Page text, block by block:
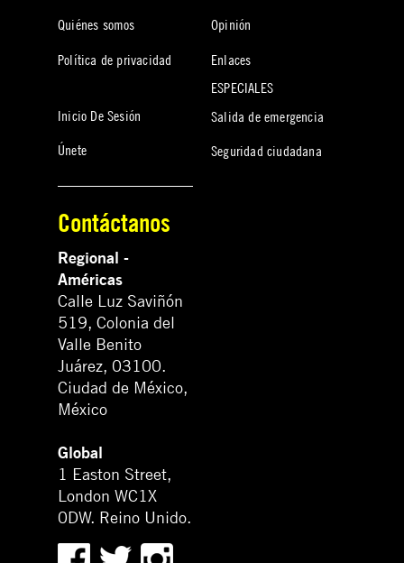
Quiénes somos
Política de privacidad
Inicio De Sesión
Únete
Opinión
Enlaces
ESPECIALES
Salida de emergencia
Seguridad ciudadana
Contáctanos
Regional -
Américas
Calle Luz Saviñón
519, Colonia del
Valle Benito
Juárez, 03100.
Ciudad de México,
México
Global
1 Easton Street,
London WC1X
0DW. Reino Unido.